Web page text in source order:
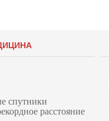
спутники
расстояние